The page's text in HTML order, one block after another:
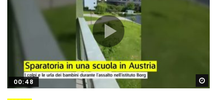
00:48